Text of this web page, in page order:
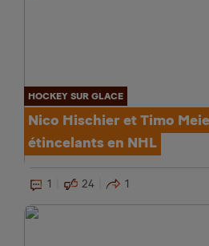
HOCKEY SUR GLACE
Nico Hischier et Timo
étincelants en NHL
1 24 1